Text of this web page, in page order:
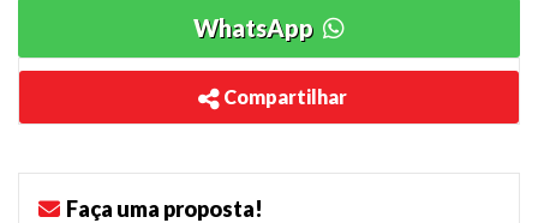
WhatsApp
Compartilhar
Faça uma proposta!